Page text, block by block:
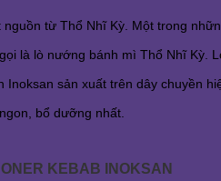
từ Thổ Nhĩ Kỳ. Một trong
là lò nướng bánh mì Thổ Nhĩ
sản xuất trên dây chuyền
bổ dưỡng nhất.
KEBAB INOKSAN